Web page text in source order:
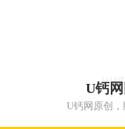
U钙
U钙网原创